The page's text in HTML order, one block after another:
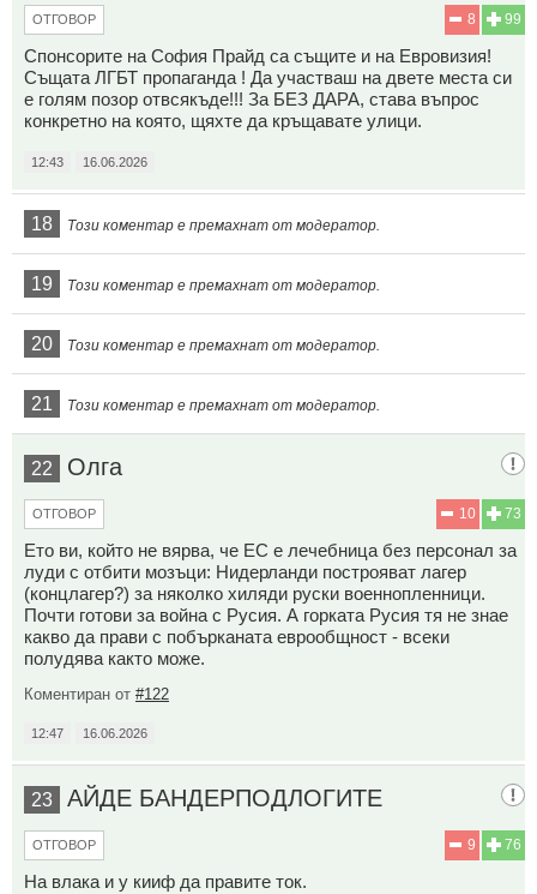
99
8
ОТГОВОР
Спонсорите на София Прайд са същите и на Евровизия!
Същата ЛГБТ пропаганда ! Да участваш на двете места си
е голям позор отвсякъде!!! За БЕЗ ДАРА, става въпрос
конкретно на която, щяхте да кръщавате улици.
12:43 16.06.2026
18 Този коментар е премахнат от модератор.
19 Този коментар е премахнат от модератор.
20 Този коментар е премахнат от модератор.
21 Този коментар е премахнат от модератор.
22 Олга
73
10
ОТГОВОР
Ето ви, който не вярва, че ЕС е лечебница без персонал за
луди с отбити мозъци: Нидерланди построяват лагер
(концлагер?) за няколко хиляди руски военнопленници.
Почти готови за война с Русия. А горката Русия тя не знае
какво да прави с побърканата еврообщност - всеки
полудява както може.
Коментиран от #122
12:47 16.06.2026
23 АЙДЕ БАНДЕРПОДЛОГИТЕ
76
9
ОТГОВОР
На влака и у кииф да правите ток.